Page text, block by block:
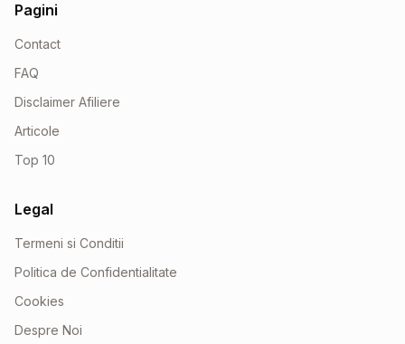
Pagini
Contact
FAQ
Disclaimer Afiliere
Articole
Top 10
Legal
Termeni si Conditii
Politica de Confidentialitate
Cookies
Despre Noi